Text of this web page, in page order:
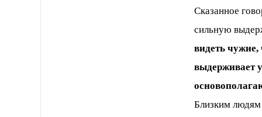
Сказанное
сильную
видеть чужие,
выдерживает
Близким людям